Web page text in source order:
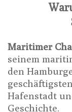
Maritimer
seinem
den
Hafenstadt
Geschichte.